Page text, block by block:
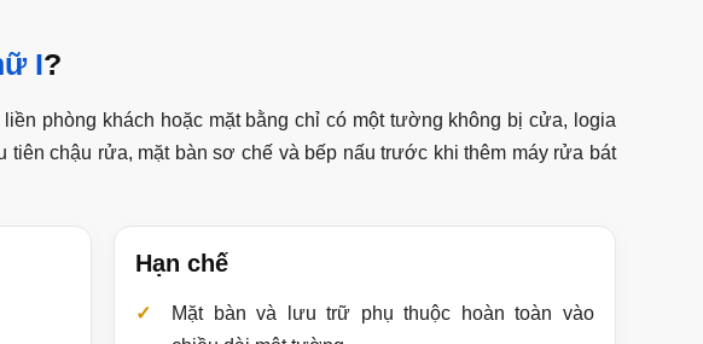
I?
phòng khách hoặc mặt bằng chỉ có một tường không bị cửa, logia
tiên chậu rửa, mặt bàn sơ chế và bếp nấu trước khi thêm máy rửa bát
Hạn chế
Mặt bàn và lưu trữ phụ thuộc hoàn toàn vào